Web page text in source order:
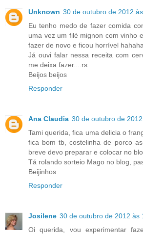
Unknown 30 de outubro de 2012
Eu tenho medo de fazer comida
uma vez um filé mignon com vinho
fazer de novo e ficou horrível
Já ouvi falar nessa receita com
me deixa fazer....rs
Beijos beijos
Responder
Ana Claudia 30 de outubro de
Tami querida, fica uma delicia o
fica bom tb, costelinha de porco
breve devo preparar e colocar no
Tá rolando sorteio Mago no blog,
Beijinhos
Responder
Josilene 30 de outubro de 2012 às
Oi querida, vou experimentar